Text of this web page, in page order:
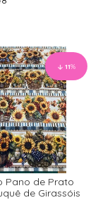
11%
Pano de Prato
de Girassóis